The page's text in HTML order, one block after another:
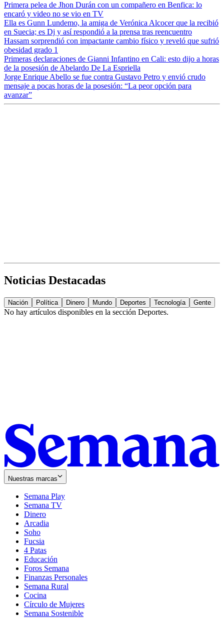
Primera pelea de Jhon Durán con un compañero en Benfica: lo
encaró y video no se vio en TV
Ella es Gunn Lundemo, la amiga de Verónica Alcocer que la recibió
en Suecia; es Dj y así respondió a la prensa tras reencuentro
Hassam sorprendió con impactante cambio físico y reveló que sufrió
obesidad grado 1
Primeras declaraciones de Gianni Infantino en Cali: esto dijo a horas
de la posesión de Abelardo De La Espriella
Jorge Enrique Abello se fue contra Gustavo Petro y envió crudo
mensaje a pocas horas de la posesión: “La peor opción para
avanzar”
Noticias Destacadas
Nación Política Dinero Mundo Deportes Tecnología Gente
No hay artículos disponibles en la sección Deportes.
Nuestras marcas
Semana Play
Semana TV
Dinero
Arcadia
Soho
in
new
window
Fucsia
in
new
window
4 Patas
Educación
Foros Semana
Finanzas Personales
Semana Rural
Cocina
Círculo de Mujeres
Semana Sostenible